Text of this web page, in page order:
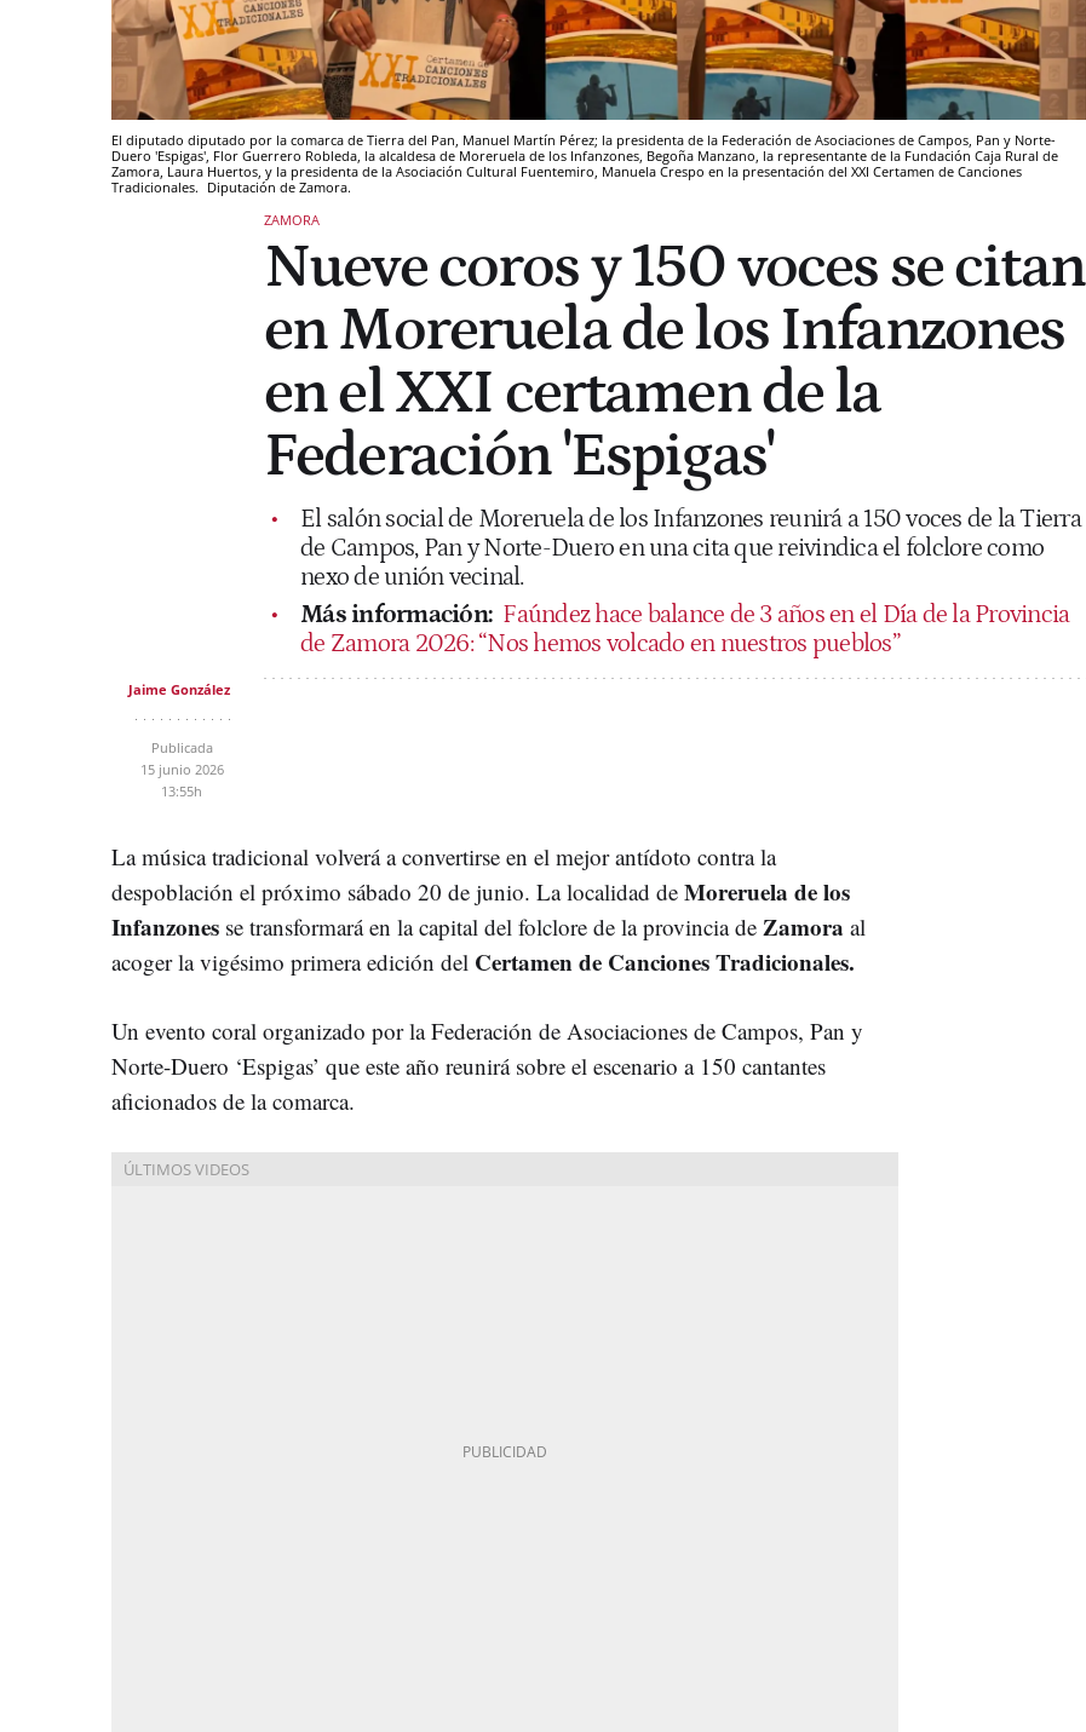
El diputado diputado por la comarca de Tierra del Pan, Manuel Martín Pérez; la presidenta de la Federación de Asociaciones de Campos, Pan y Norte-
Duero 'Espigas', Flor Guerrero Robleda, la alcaldesa de Moreruela de los Infanzones, Begoña Manzano, la representante de la Fundación Caja Rural de
Zamora, Laura Huertos, y la presidenta de la Asociación Cultural Fuentemiro, Manuela Crespo en la presentación del XXI Certamen de Canciones
Tradicionales. Diputación de Zamora.
ZAMORA
Nueve coros y 150 voces se citan
en Moreruela de los Infanzones
en el XXI certamen de la
Federación 'Espigas'
El salón social de Moreruela de los Infanzones reunirá a 150 voces de la Tierra
de Campos, Pan y Norte-Duero en una cita que reivindica el folclore como
nexo de unión vecinal.
Más información: Faúndez hace balance de 3 años en el Día de la Provincia
de Zamora 2026: “Nos hemos volcado en nuestros pueblos”
Jaime González
Publicada
15 junio 2026
13:55h
La música tradicional volverá a convertirse en el mejor antídoto contra la
despoblación el próximo sábado 20 de junio. La localidad de Moreruela de los
Infanzones se transformará en la capital del folclore de la provincia de Zamora al
acoger la vigésimo primera edición del Certamen de Canciones Tradicionales.
Un evento coral organizado por la Federación de Asociaciones de Campos, Pan y
Norte-Duero ‘Espigas’ que este año reunirá sobre el escenario a 150 cantantes
aficionados de la comarca.